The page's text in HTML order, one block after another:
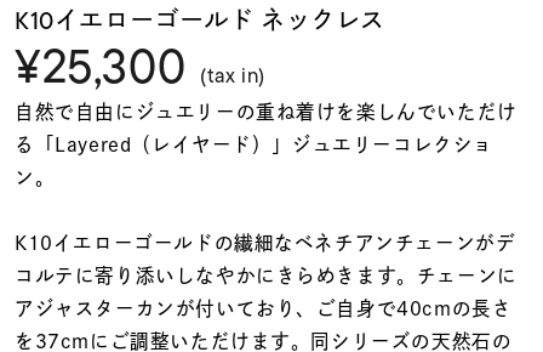
ファッションテイス
ト
着用シーン
コレクション
レディース
リングサイズ
K10イエローゴールド ネックレス
¥25,300 (tax in)
自然で自由にジュエリーの重ね着けを楽しんでいただけ
る「Layered（レイヤード）」ジュエリーコレクショ
ン。
K10イエローゴールドの繊細なベネチアンチェーンがデ
コルテに寄り添いしなやかにきらめきます。チェーンに
アジャスターカンが付いており、ご自身で40cmの長さ
を37cmにご調整いただけます。同シリーズの天然石の